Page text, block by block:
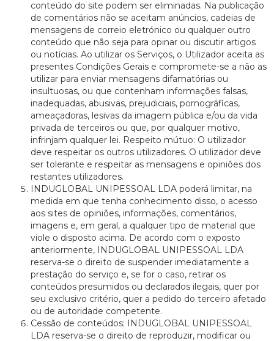
conteúdo do site podem ser eliminadas. Na publicação
de comentários não se aceitam anúncios, cadeias de
mensagens de correio eletrónico ou qualquer outro
conteúdo que não seja para opinar ou discutir artigos
ou notícias. Ao utilizar os Serviços, o Utilizador aceita as
presentes Condições Gerais e compromete-se a não as
utilizar para enviar mensagens difamatórias ou
insultuosas, ou que contenham informações falsas,
inadequadas, abusivas, prejudiciais, pornográficas,
ameaçadoras, lesivas da imagem pública e/ou da vida
privada de terceiros ou que, por qualquer motivo,
infrinjam qualquer lei. Respeito mútuo: O utilizador
deve respeitar os outros utilizadores. O utilizador deve
ser tolerante e respeitar as mensagens e opiniões dos
restantes utilizadores.
INDUGLOBAL UNIPESSOAL LDA poderá limitar, na
medida em que tenha conhecimento disso, o acesso
aos sites de opiniões, informações, comentários,
imagens e, em geral, a qualquer tipo de material que
viole o disposto acima. De acordo com o exposto
anteriormente, INDUGLOBAL UNIPESSOAL LDA
reserva-se o direito de suspender imediatamente a
prestação do serviço e, se for o caso, retirar os
conteúdos presumidos ou declarados ilegais, quer por
seu exclusivo critério, quer a pedido do terceiro afetado
ou de autoridade competente.
Cessão de conteúdos: INDUGLOBAL UNIPESSOAL
LDA reserva-se o direito de reproduzir, modificar ou